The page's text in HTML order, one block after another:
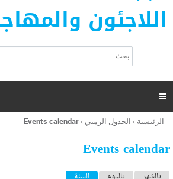
اللاجئون
ت
ر
ل
ح
ب

أنت
هنا
الرئيسية › الجدول الزمني ›
Events calendar
Events calendar